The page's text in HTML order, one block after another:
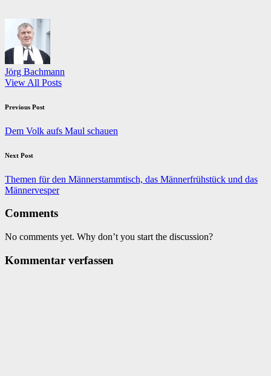
Jörg Bachmann
View All Posts
Post
navigation
Previous Post
Dem Volk aufs Maul schauen
Next Post
Themen für den Männerstammtisch, das Männerfrühstück und das
Männervesper
Comments
No comments yet. Why don’t you start the discussion?
Kommentar verfassen